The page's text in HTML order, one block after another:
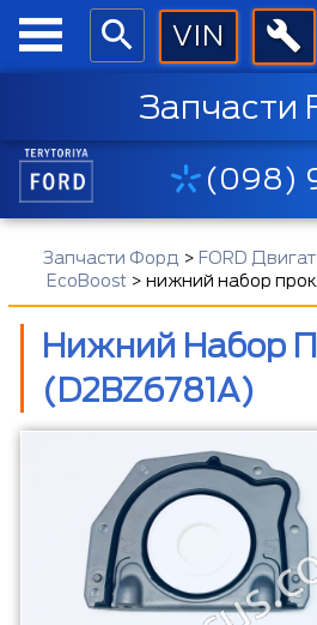
Запчасти
(098)
Запчасти Форд > FORD
EcoBoost >нижний набор
Нижний Набор
(D2BZ6781A)